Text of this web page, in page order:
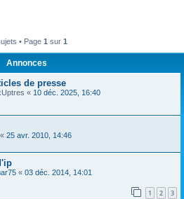
• Page 1 sur 1
Annonces
de presse
« 10 déc. 2025, 16:40
« 25 avr. 2010, 14:46
« 03 déc. 2014, 14:01
1 2 3